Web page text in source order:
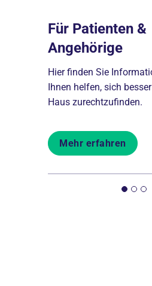
Für Patienten &
Angehörige
Hier finden Sie
Ihnen helfen, sich
Haus zurechtzufinden.
Mehr erfahren